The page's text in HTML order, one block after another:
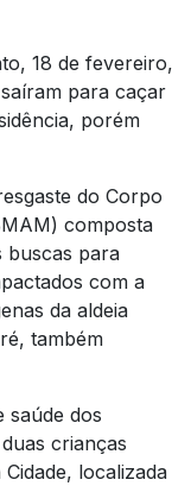
18 de fevereiro,
para caçar
porém
do Corpo
composta
buscas para
com a
da aldeia
também
saúde dos
crianças
localizada